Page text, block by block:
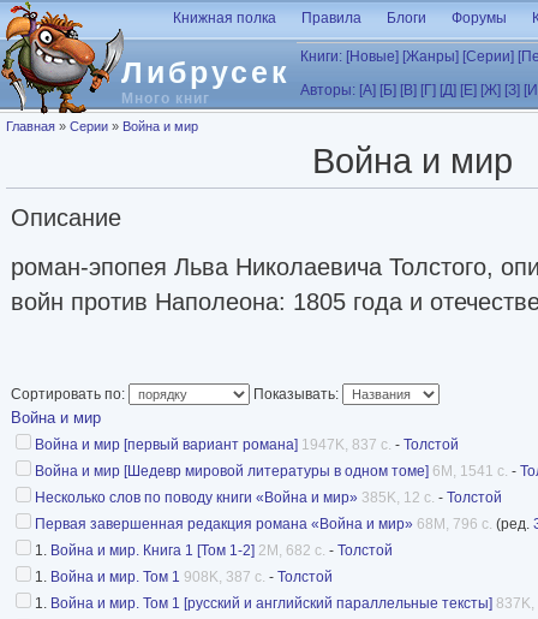
Перейти к основному содержанию
Либрусек
Много книг
Книжная полка Правила Блоги Форумы
Книги: [Новые] [Жанры] [Серии]
Авторы: [А] [Б] [В] [Г] [Д] [Е] [Ж] [З]
Вы здесь
Главная » Серии » Война и мир
Война и мир
Описание
роман-эпопея Льва Николаевича Толстого,
войн против Наполеона: 1805 года и
Сортировать по: Показывать:
Война и мир
Война и мир [первый вариант романа] 1947K, 837 с. - Толстой
Война и мир [Шедевр мировой литературы в одном томе] 6M, 1541 с. -
Несколько слов по поводу книги «Война и мир» 385K, 12 с. - Толстой
Первая завершенная редакция романа «Война и мир» 68M, 796 с. (ред.
1. Война и мир. Книга 1 [Том 1-2] 2M, 682 с. - Толстой
1. Война и мир. Том 1 908K, 387 с. - Толстой
1. Война и мир. Том 1 [русский и английский параллельные тексты] 837K,